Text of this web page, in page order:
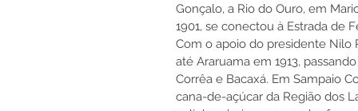
Gonçalo, a Rio do Ouro, em
1901, se conectou à Estrada de
Com o apoio do presidente Nilo
até Araruama em 1913,
Corrêa e Bacaxá. Em Sampaio
cana-de-açúcar da Região dos